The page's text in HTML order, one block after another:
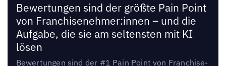
Bewertungen sind der größte Pain Point
von Franchisenehmer:innen – und die
Aufgabe, die sie am seltensten mit KI
lösen
Bewertungen sind der #1 Pain Point von Franchise-